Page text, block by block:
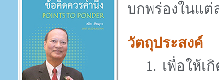
บกพร่องในแต่
วัตถุประสงค์
1. เพื่อให้เ